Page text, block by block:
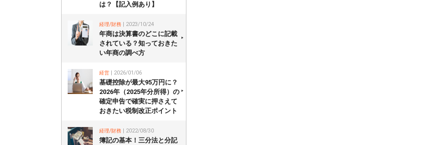
は？【記入例あり】
経理/財務 | 2023/10/24
年商は決算書のどこに記載
されている？知っておきた
い年商の調べ方
経営 | 2026/01/06
基礎控除が最大95万円に？
2026年（2025年分所得）の
確定申告で確実に押さえて
おきたい税制改正ポイント
経理/財務 | 2022/08/30
簿記の基本！三分法と分記